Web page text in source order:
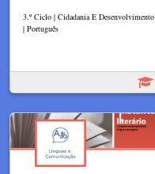
3.º Ciclo | Cidadania E Desenvolvimento
| Português